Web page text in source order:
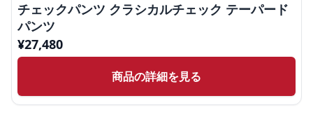
チェックパンツ クラシカルチェック テーパード
パンツ
¥27,480
商品の詳細を見る